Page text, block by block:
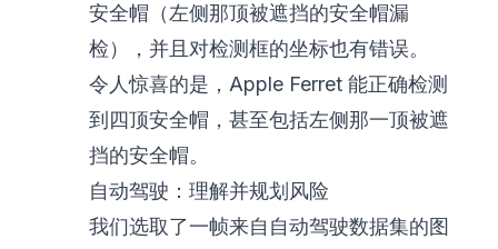
安全帽（左侧那顶被遮挡的安全帽漏
检），并且对检测框的坐标也有错误。
令人惊喜的是，Apple Ferret 能正确检测
到四顶安全帽，甚至包括左侧那一顶被遮
挡的安全帽。
自动驾驶：理解并规划风险
我们选取了一帧来自 自动驾驶数据集的图